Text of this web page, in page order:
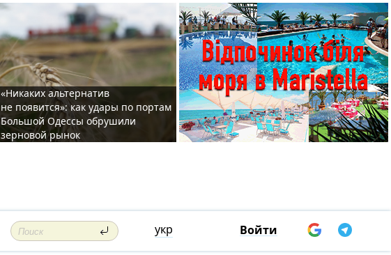
«Никаких альтернатив
не появится»: как удары по портам
Большой Одессы обрушили
зерновой рынок
укр Войти